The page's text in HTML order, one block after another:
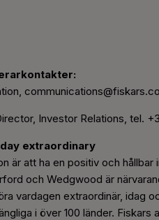
Investor Relations, tel.
extraordinary
är att ha en positiv och
och Wedgwood är
vardagen extraordinär, idag
i över 100 länder.